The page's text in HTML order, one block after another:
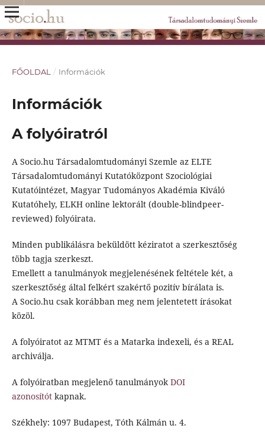
FŐOLDAL / Információk
Információk
A folyóiratról
A Socio.hu Társadalomtudományi Szemle az ELTE
Társadalomtudományi Kutatóközpont Szociológiai
Kutatóintézet, Magyar Tudományos Akadémia Kiváló
Kutatóhely, ELKH online lektorált (double-blindpeer-
reviewed) folyóirata.
Minden publikálásra beküldött kéziratot a szerkesztőség
több tagja szerkeszt.
Emellett a tanulmányok megjelenésének feltétele két, a
szerkesztőség által felkért szakértő pozitív bírálata is.
A Socio.hu csak korábban meg nem jelentetett írásokat
közöl.
A folyóiratot az MTMT és a Matarka indexeli, és a REAL
archiválja.
A folyóiratban megjelenő tanulmányokDOI
azonosítótkapnak.
Székhely: 1097 Budapest, Tóth Kálmán u. 4.